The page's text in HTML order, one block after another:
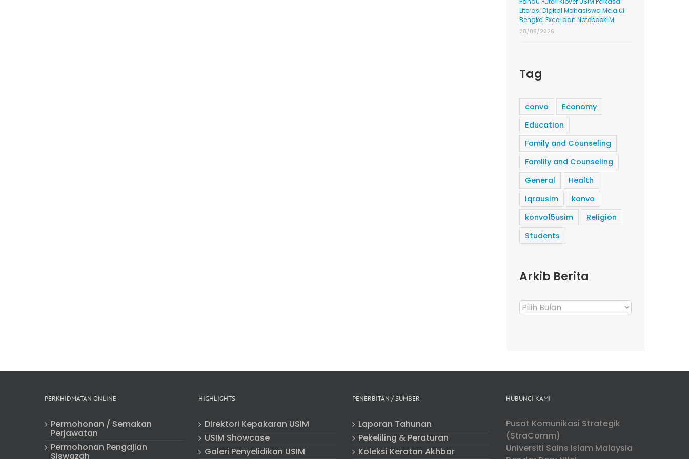
Literasi Digital Mahasiswa Melalui
Bengkel Excel dan NotebookLM
28/06/2026
Tag
convo
Economy
Education
Family and Counseling
Famlily and Counseling
General
Health
iqrausim
konvo
konvo15usim
Religion
Students
Arkib Berita
Arkib
Berita
PERKHIDMATAN ONLINE
Permohonan / Semakan
Perjawatan
Permohonan Pengajian
Siswazah
HIGHLIGHTS
Direktori Kepakaran USIM
USIM Showcase
Galeri Penyelidikan USIM
PENERBITAN / SUMBER
Laporan Tahunan
Pekeliling & Peraturan
Koleksi Keratan Akhbar
HUBUNGI KAMI
Pusat Komunikasi Strategik
(StraComm)
Universiti Sains Islam Malaysia